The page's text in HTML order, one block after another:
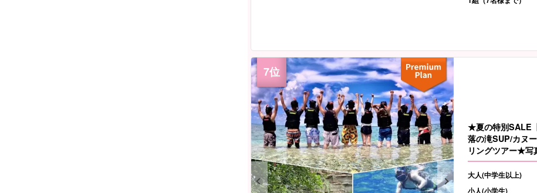
★夏の特別SALE
落の滝SUP/カヌ
リングツアー★写
大人(中学生以上)
小人(小学生)